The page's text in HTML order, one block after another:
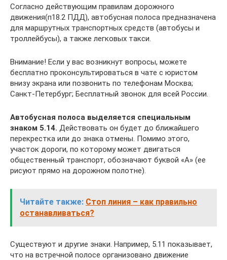
Согласно действующим правилам дорожного
движения(п18.2 ПДД), автобусная полоса предназначена
для маршрутных транспортных средств (автобусы и
троллейбусы), а также легковых такси.
Внимание! Если у вас возникнут вопросы, можете
бесплатно проконсультироваться в чате с юристом
внизу экрана или позвонить по телефонам Москва;
Санкт-Петербург; Бесплатный звонок для всей России.
Автобусная полоса выделяется специальным
знаком 5.14. Действовать он будет до ближайшего
перекрестка или до знака отмены. Помимо этого,
участок дороги, по которому может двигаться
общественный транспорт, обозначают буквой «А» (ее
рисуют прямо на дорожном полотне).
Читайте также: Cтоп линия – как правильно
останавливаться?
Существуют и другие знаки. Например, 5.11 показывает,
что на встречной полосе организовано движение